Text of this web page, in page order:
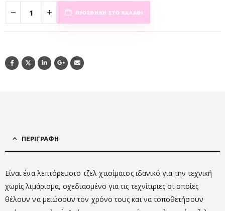
ΠΡΟΣΘΉΚΗ ΣΤΟ ΚΑΛΆΘΙ
ΠΕΡΙΓΡΑΦΉ
Είναι ένα λεπτόρευστο τζελ χτισίματος ιδανικό για την τεχνική
χωρίς λιμάρισμα, σχεδιασμένο για τις τεχνίτιριες οι οποίες
θέλουν να μειώσουν τον χρόνο τους και να τοποθετήσουν